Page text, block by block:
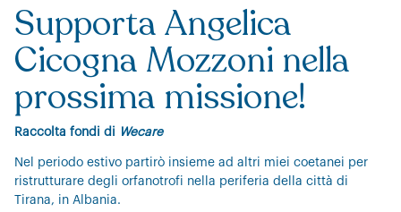
Supporta Angelica
Cicogna Mozzoni nella
prossima missione!
Raccolta fondi di Wecare
Nel periodo estivo partirò insieme ad altri miei coetanei per
ristrutturare degli orfanotrofi nella periferia della città di
Tirana, in Albania.